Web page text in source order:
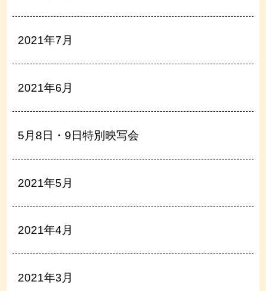
2021年7月
2021年6月
5月8日・9日特別映写会
2021年5月
2021年4月
2021年3月